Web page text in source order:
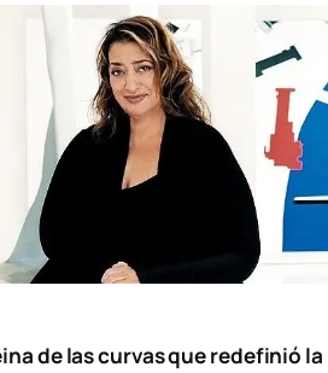
de las curvas que redefinió la